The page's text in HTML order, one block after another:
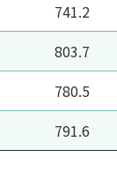
741.2
803.7
780.5
791.6